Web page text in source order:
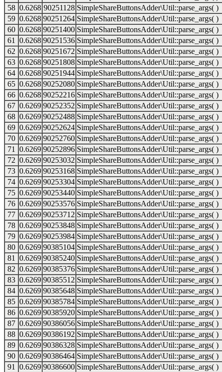
58 0.6268 90251128 SimpleShareButtonsAdder\Util::parse_args( )
59 0.6268 90251264 SimpleShareButtonsAdder\Util::parse_args( )
60 0.6268 90251400 SimpleShareButtonsAdder\Util::parse_args( )
61
0.6268 90251536 SimpleShareButtonsAdder\Util::parse_args( )
62 0.6268 90251672 SimpleShareButtonsAdder\Util::parse_args( )
63 0.6268 90251808 SimpleShareButtonsAdder\Util::parse_args( )
64 0.6268 90251944 SimpleShareButtonsAdder\Util::parse_args( )
65 0.6268 90252080 SimpleShareButtonsAdder\Util::parse_args( )
66 0.6268 90252216 SimpleShareButtonsAdder\Util::parse_args( )
67 0.6269 90252352 SimpleShareButtonsAdder\Util::parse_args( )
68 0.6269 90252488 SimpleShareButtonsAdder\Util::parse_args( )
69 0.6269 90252624 SimpleShareButtonsAdder\Util::parse_args( )
70 0.6269 90252760 SimpleShareButtonsAdder\Util::parse_args( )
71
0.6269 90252896 SimpleShareButtonsAdder\Util::parse_args( )
72 0.6269 90253032 SimpleShareButtonsAdder\Util::parse_args( )
73 0.6269 90253168 SimpleShareButtonsAdder\Util::parse_args( )
74 0.6269 90253304 SimpleShareButtonsAdder\Util::parse_args( )
75 0.6269 90253440 SimpleShareButtonsAdder\Util::parse_args( )
76 0.6269 90253576 SimpleShareButtonsAdder\Util::parse_args( )
77 0.6269 90253712 SimpleShareButtonsAdder\Util::parse_args( )
78 0.6269 90253848 SimpleShareButtonsAdder\Util::parse_args( )
79 0.6269 90253984 SimpleShareButtonsAdder\Util::parse_args( )
80 0.6269 90385104 SimpleShareButtonsAdder\Util::parse_args( )
81
0.6269 90385240 SimpleShareButtonsAdder\Util::parse_args( )
82 0.6269 90385376 SimpleShareButtonsAdder\Util::parse_args( )
83 0.6269 90385512 SimpleShareButtonsAdder\Util::parse_args( )
84 0.6269 90385648 SimpleShareButtonsAdder\Util::parse_args( )
85 0.6269 90385784 SimpleShareButtonsAdder\Util::parse_args( )
86 0.6269 90385920 SimpleShareButtonsAdder\Util::parse_args( )
87 0.6269 90386056 SimpleShareButtonsAdder\Util::parse_args( )
88 0.6269 90386192 SimpleShareButtonsAdder\Util::parse_args( )
89 0.6269 90386328 SimpleShareButtonsAdder\Util::parse_args( )
90 0.6269 90386464 SimpleShareButtonsAdder\Util::parse_args( )
91
0.6269 90386600 SimpleShareButtonsAdder\Util::parse_args( )